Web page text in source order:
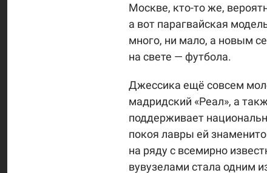
Москве, кто-то же,
а вот парагвайская
много, ни мало, а новым
на свете — футбола.
Джессика ещё совсем
мадридский «Реал», а
поддерживает
покоя лавры ей
на ряду с всемирно
вувузелами стала одним